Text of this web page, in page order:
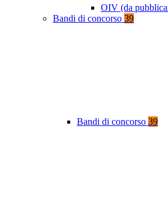
OIV (da
Bandi di concorso 39
Bandi di concorso 39